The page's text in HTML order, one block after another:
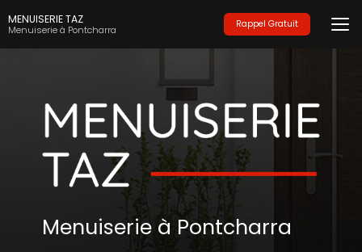
au
contenu
principal
MENUISERIE TAZ
Menuiserie à Pontcharra Rappel Gratuit
Menuiserie à Pontcharra